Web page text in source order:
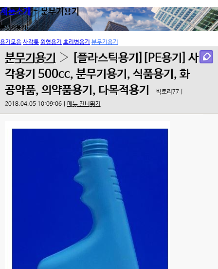
제품소개 - 분무기용기
분무기용기
용기모음 사각통 원형용기 호리병용기 분무기용기
분무기용기 › [플라스틱용기][PE용기] 사
각용기 500cc, 분무기용기, 식품용기, 화
공약품, 의약품용기, 다목적용기
빅토리77 |
2018.04.05 10:09:06 | 메뉴 건너뛰기